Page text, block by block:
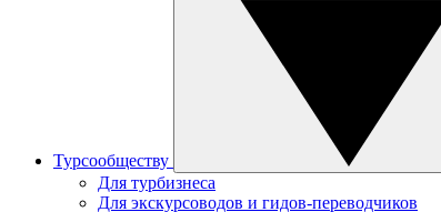
Турсообществу
Для турбизнеса
Для экскурсоводов и гидов-переводчиков